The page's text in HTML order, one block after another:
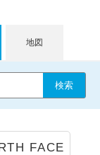
地図
FACE